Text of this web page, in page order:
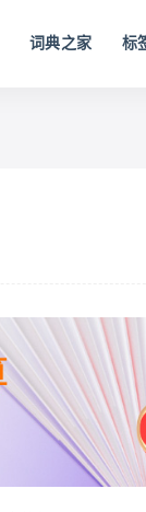
词典之家 标